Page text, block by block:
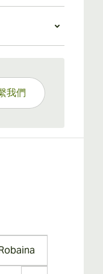
出帶有泥土
，所有的奶
得更加複
雜。
了整個體
我們